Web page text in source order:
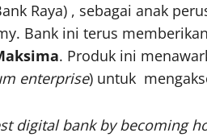
Raya) , sebagai anak
Bank ini terus
. Produk ini
enterprise) untuk
digital bank by becoming